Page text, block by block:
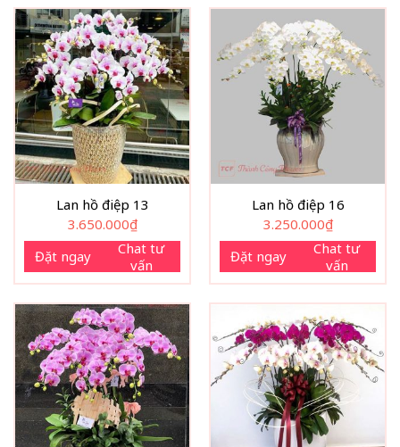
Lan hồ điệp 13
3.650.000₫
Đặt ngay
Chat tư
vấn
Lan hồ điệp 16
3.250.000₫
Đặt ngay
Chat tư
vấn